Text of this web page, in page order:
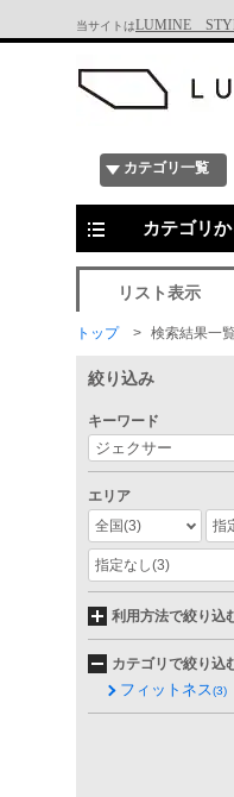
当サイトはLUMINE
カテゴリ一覧
カテゴリ
リスト表示
トップ 検索結果一
絞り込み
キーワード
エリア
全国(3) 指
指定なし(3)
利用方法で絞り込
カテゴリで絞り込
フィットネス(3)